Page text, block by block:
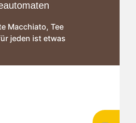
Macchiato, Tee
jeden ist etwas